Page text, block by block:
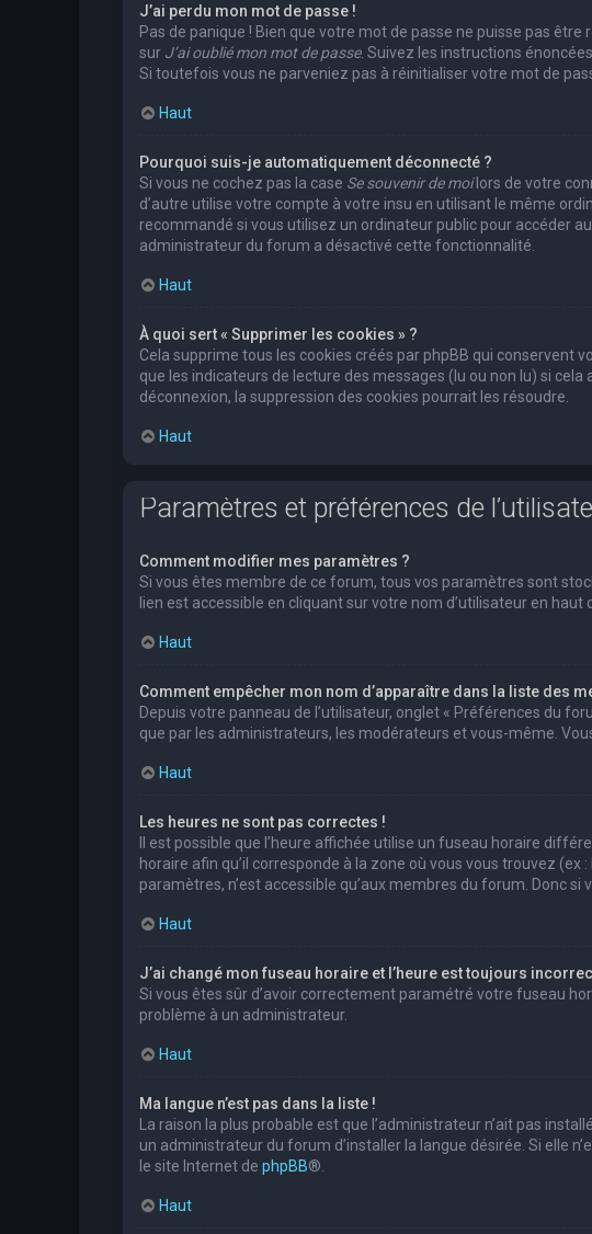
J’ai perdu mon mot de passe !
Pas de panique ! Bien que votre mot de passe ne puisse pas
sur J’ai oublié mon mot de passe. Suivez les instructions
Si toutefois vous ne parveniez pas à réinitialiser votre mot de
Haut
Pourquoi suis-je automatiquement déconnecté ?
Si vous ne cochez pas la case Se souvenir de moilors de votre
d’autre utilise votre compte à votre insu en utilisant le même
recommandé si vous utilisez un ordinateur public pour accéder
administrateur du forum a désactivé cette fonctionnalité.
Haut
À quoi sert « Supprimer les cookies » ?
Cela supprime tous les cookies créés par phpBB qui
que les indicateurs de lecture des messages (lu ou non lu) si
déconnexion, la suppression des cookies pourrait les résoudre.
Haut
Paramètres et préférences de
Comment modifier mes paramètres ?
Si vous êtes membre de ce forum, tous vos paramètres sont
lien est accessible en cliquant sur votre nom d’utilisateur en
Haut
Comment empêcher mon nom d’apparaître dans la liste des
Depuis votre panneau de l’utilisateur, onglet « Préférences du
que par les administrateurs, les modérateurs et vous-même.
Haut
Les heures ne sont pas correctes !
Il est possible que l’heure affichée utilise un fuseau horaire
horaire afin qu’il corresponde à la zone où vous vous trouvez
paramètres, n’est accessible qu’aux membres du forum. Donc si
Haut
J’ai changé mon fuseau horaire et l’heure est toujours
Si vous êtes sûr d’avoir correctement paramétré votre fuseau
problème à un administrateur.
Haut
Ma langue n’est pas dans la liste !
La raison la plus probable est que l’administrateur n’ait pas
un administrateur du forum d’installer la langue désirée. Si elle
le site Internet de phpBB®.
Haut